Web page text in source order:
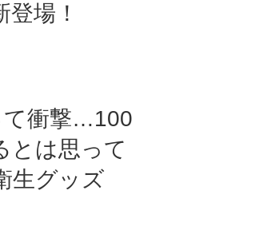
場！
て衝撃…100
とは思って
生グッズ